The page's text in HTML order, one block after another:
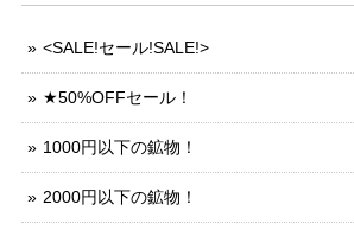
<SALE!セール!SALE!>
★50%OFFセール！
1000円以下の鉱物！
2000円以下の鉱物！